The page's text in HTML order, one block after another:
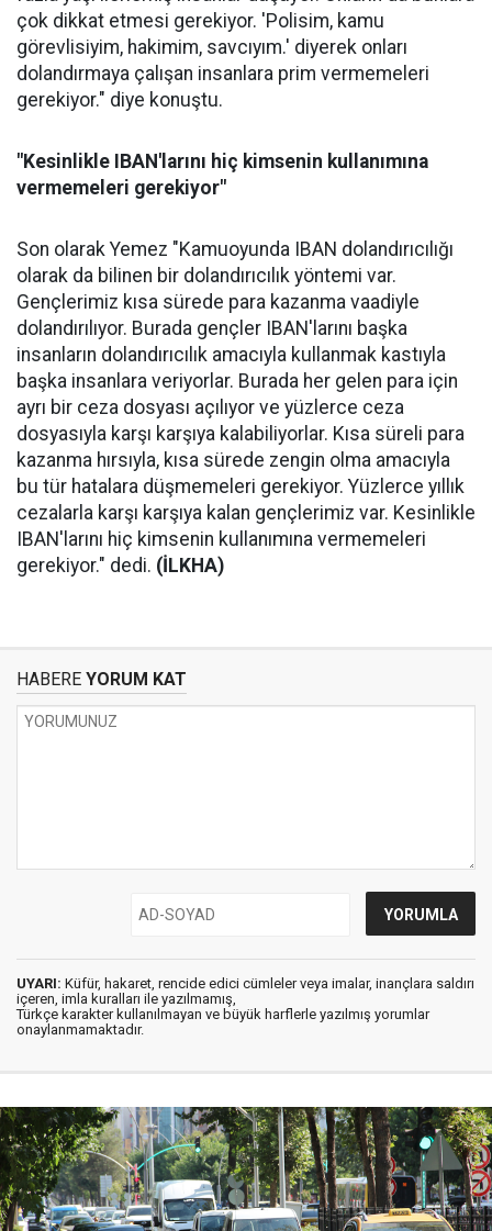
çok dikkat etmesi gerekiyor. 'Polisim, kamu
görevlisiyim, hakimim, savcıyım.' diyerek onları
dolandırmaya çalışan insanlara prim vermemeleri
gerekiyor." diye konuştu.
"Kesinlikle IBAN'larını hiç kimsenin kullanımına
vermemeleri gerekiyor"
Son olarak Yemez "Kamuoyunda IBAN dolandırıcılığı
olarak da bilinen bir dolandırıcılık yöntemi var.
Gençlerimiz kısa sürede para kazanma vaadiyle
dolandırılıyor. Burada gençler IBAN'larını başka
insanların dolandırıcılık amacıyla kullanmak kastıyla
başka insanlara veriyorlar. Burada her gelen para için
ayrı bir ceza dosyası açılıyor ve yüzlerce ceza
dosyasıyla karşı karşıya kalabiliyorlar. Kısa süreli para
kazanma hırsıyla, kısa sürede zengin olma amacıyla
bu tür hatalara düşmemeleri gerekiyor. Yüzlerce yıllık
cezalarla karşı karşıya kalan gençlerimiz var. Kesinlikle
IBAN'larını hiç kimsenin kullanımına vermemeleri
gerekiyor." dedi. (İLKHA)
HABERE YORUM KAT
UYARI: Küfür, hakaret, rencide edici cümleler veya imalar, inançlara saldırı
içeren, imla kuralları ile yazılmamış,
Türkçe karakter kullanılmayan ve büyük harflerle yazılmış yorumlar
onaylanmamaktadır.